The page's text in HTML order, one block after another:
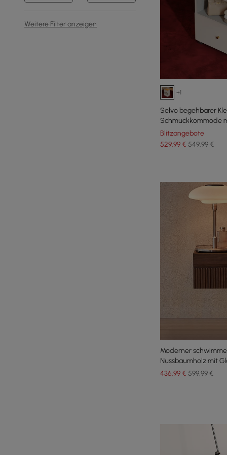
Weitere Filter anzeigen
+1
Selvo begehbarer
Schmuckkommode
Blitzangebote
529,99€ 549,99 €
Moderner
Nussbaumholz mit
von Schmuck, 2er-
436,99€ 599,99 €